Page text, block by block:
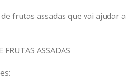
frutas assadas que vai ajudar
FRUTAS ASSADAS